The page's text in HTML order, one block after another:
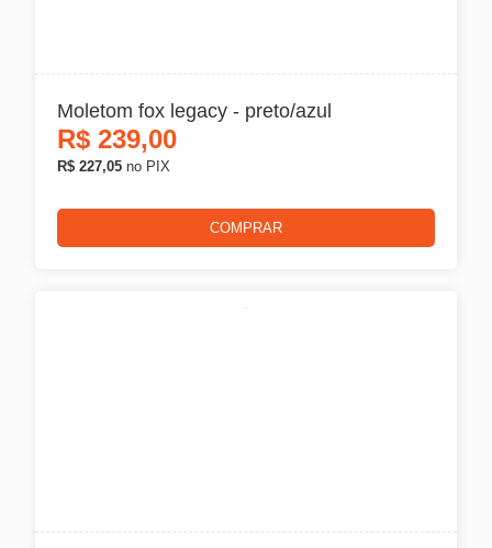
Fw3
Agv
Moletom fox legacy - preto/azul
R$ 239,00
R$ 227,05 no PIX
COMPRAR